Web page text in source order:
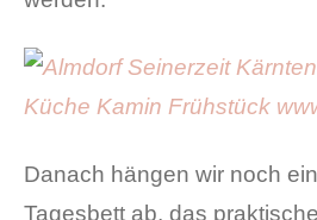
Danach hängen wir noch
Tagesbett ab, das